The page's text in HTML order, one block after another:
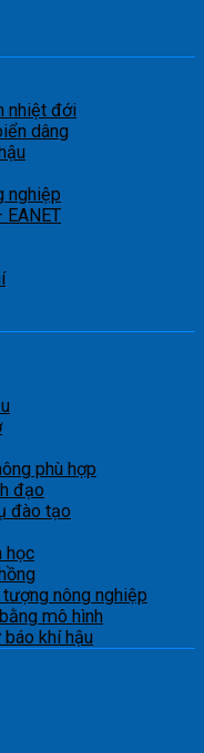
nhiệt đới
dâng
nghiệp
phù hợp
đạo
đào tạo
học
nông nghiệp
mô hình
khí hậu